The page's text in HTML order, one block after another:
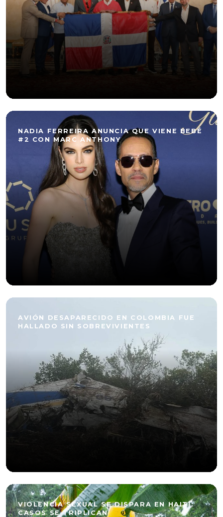
NADIA FERREIRA ANUNCIA QUE VIENE BEBÉ
#2 CON MARC ANTHONY
AVIÓN DESAPARECIDO EN COLOMBIA FUE
HALLADO SIN SOBREVIVIENTES
VIOLENCIA SEXUAL SE DISPARA EN HAITÍ:
CASOS SE TRIPLICAN